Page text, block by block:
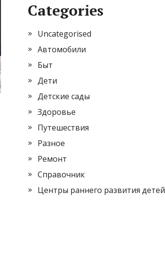
Categories
Uncategorised
Автомобили
Быт
Дети
Детские сады
Здоровье
Путешествия
Разное
Ремонт
Справочник
Центры раннего развития детей